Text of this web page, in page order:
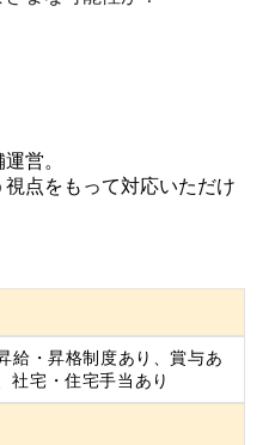
営。
点をもって対応いただけ
給・昇格制度あり、賞与あ
社宅・住宅手当あり